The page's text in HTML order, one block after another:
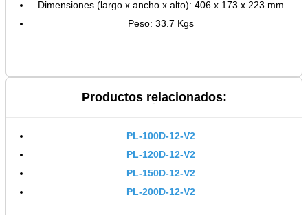
Dimensiones (largo x ancho x alto): 406 x 173 x 223 mm
Peso: 33.7 Kgs
Productos relacionados:
PL-100D-12-V2
PL-120D-12-V2
PL-150D-12-V2
PL-200D-12-V2